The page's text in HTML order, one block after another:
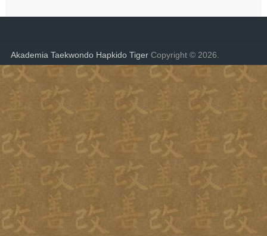
Akademia Taekwondo Hapkido TigerCopyright © 2026.